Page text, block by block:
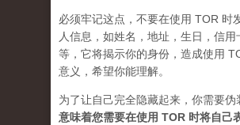
必须牢记这点，不要在使用 TOR 时
人信息，如姓名，地址，生日，信用
等，它将揭示你的身份，造成使用
意义，希望你能理解。
为了让自己完全隐藏起来，你需要伪
意味着您需要在使用 TOR 时将自己